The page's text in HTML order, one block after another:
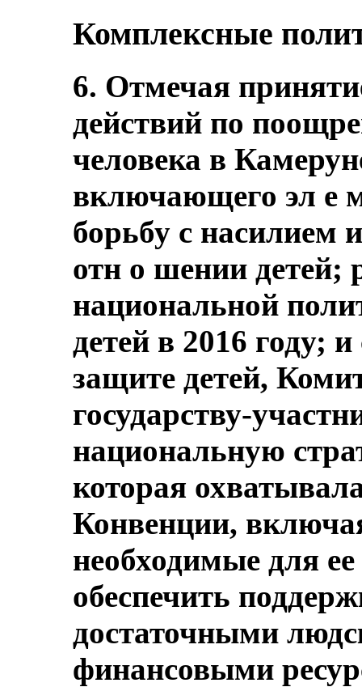
Комплексные
6. Отмечая
действий по
человека в
включающего эл е
борьбу с насилием
отн о шении детей;
национальной
детей в 2016 году;
защите детей,
государству-
национальную
которая
Конвенции,
необходимые для
обеспечить
достаточными
финансовыми